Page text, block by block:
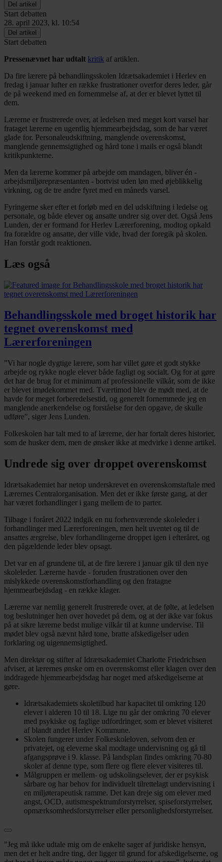
Del artikel
Start debatten
28. april 2023, kl. 10:54
Del artikel
Start debatten
Pressenævnet har udtalt kritik af artiklen.
Da fire lærere på behandlingsskolen Idrætsakademiet i Herlev en
fredag i januar lufter en række frustrationer overfor deres leder, går
de på weekend med en fornemmelse af, at der er blevet lyttet til
dem.
Lærerne er frustrerede over, at ledelsen med meget kort varsel har
frataget lærerne en ugentlig hjemmearbejdsdag, som de har været
glade for. Personaleudskiftning, manglende overenskomst,
manglende gennemsigtighed og hård tone i mails er også blandt
kritikpunkterne.
Men da lærerne kommer på arbejde om mandagen, bliver én -
arbejdsmiljørepræsentanten - bortvist uden løn med øjeblikkelig
virkning, og de tre andre fyret med en måneds varsel.
Fyringerne sker efter et forløb med en del udskiftning i ledelse og
personale, og både elever og ansatte undrer sig over det. Også Jens
Lunden, der er formand for Herlev Lærerforening, modtog opkald
fra forældre og ansatte, der ville vide, hvad der foregik på skolen.
Han forstår godt reaktionen.
Læs også
Behandlingsskole med broget historik har
tegnet overenskomst med
Lærerforeningen
”Vi har nogle dygtige lærere, som har villet gøre et godt stykke
arbejde og rykke nogle elever både fagligt og socialt. Og for at gøre
det har de brug for et minimum af professionelle vilkår, som de ikke
er blevet imødekommet med. Tværtimod blev de mødt med, at de
havde for meget forberedelsestid, og generelt fornemmede jeg en
manglende anerkendelse og forståelse for den opgave, de skulle
udføre”, siger Jens Lunden.
Folkeskolen har talt med to af lærerne, der har fortalt deres historier,
som de husker dem, men de ønsker ikke at medvirke i denne artikel.
Undrede sig over droppet overenskomst
Idrætsakademiet har netop underskrevet en overenskomstaftale med
Lærernes Centralorganisation. Men det er ikke første gang, at der
har været forhandlinger i gang mellem de to parter.
Tilbage i foråret 2022 indgik en nu forhenværende skoleleder i
forhandlinger med Lærerforeningen, men helt uventet og til de
ansattes ærgrelse, blev forhandlingerne droppet igen i efteråret, og
den pågældende leder blev opsagt.
Det var en af grundene til, at de fire lærere i januar gik til den nye
skoleleder. Lærerne havde - foruden frustrationen over den
mislykkede overenskomstforhandling og den fratagne
hjemmearbejdsdag - en række klager.
Lærerne var nemlig generelt frustrerede over, at de følte, at ledelsen
tog beslutninger hen over hovedet på dem, og at der ikke var fokus
på at sikre lærerne bedst mulige vilkår til at kunne undervise. Til
mødet blev også nævnt hård tone, bratte afskedigelser uden
forklaring og uigennemsigtighed.
Men direktør og stifter af Idrætsakademiet Charlotte Friedrichsen
afviser, at lærernes ønske om en overenskomst eller klagen over den
inddragede hjemmearbejdsdag har noget med afskedigelserne at
gøre.
Idrætsakademiets skoletilbud har kapacitet til omkring 120
elever i alderen 10 til 18. Lige nu går der omkring 70 elever
med psykiske og faglige udfordringer, som er blevet visiteret
af blandt andet Herlev Kommune.
Skolen fungerer under Folkeskoleloven, selvom den er
privatejet, og eleverne skal modtage undervisning og gå til
afgangsprøve i 9. klasse. På landsplan findes omkring 70-80
skoler af denne type, som flere og flere elever visiteres til.
Målgruppen er mellem- og udskolingselever, der er psykisk
sårbare og har behov for individuelt tilrettelagt undervisning i
en miljøterapeutisk ramme. Det kan dreje sig om elever med
angst, OCD, autismespektrumforstyrrelser, spiseforstyrrelser,
opmærksomhedsforstyrrelser eller personlighedsforstyrrelser.
”Jeg må ikke udtale mig om de enkelte sager af juridiske hensyn,
men det er helt andre ting, der ligger til grund for afskedigelserne, og